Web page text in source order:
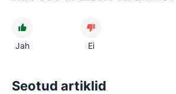
Jah Ei
Seotud artiklid